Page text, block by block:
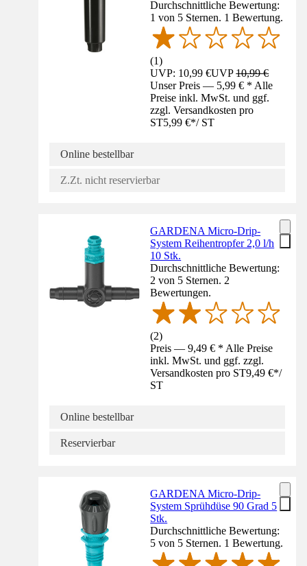
Durchschnittliche Bewertung:
1 von 5 Sternen. 1 Bewertung.
(1)
UVP: 10,99 €UVP10,99 €
Unser Preis — 5,99 € * Alle
Preise inkl. MwSt. und ggf.
zzgl. Versandkosten pro
ST5,99 €*/ ST
Online bestellbar
Z.Zt. nicht reservierbar
GARDENA Micro-Drip-
System Reihentropfer 2,0 l/h
10 Stk.
Durchschnittliche Bewertung:
2 von 5 Sternen. 2
Bewertungen.
(2)
Preis — 9,49 € * Alle Preise
inkl. MwSt. und ggf. zzgl.
Versandkosten pro ST9,49 €*/
ST
Online bestellbar
Reservierbar
GARDENA Micro-Drip-
System Sprühdüse 90 Grad 5
Stk.
Durchschnittliche Bewertung:
5 von 5 Sternen. 1 Bewertung.